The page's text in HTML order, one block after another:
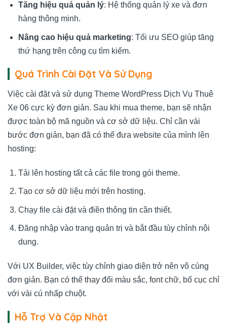
Tăng hiệu quả quản lý: Hệ thống quản lý xe và đơn
hàng thông minh.
Nâng cao hiệu quả marketing: Tối ưu SEO giúp tăng
thứ hạng trên công cụ tìm kiếm.
Quá Trình Cài Đặt Và Sử Dụng
Việc cài đặt và sử dụng Theme WordPress Dịch Vụ Thuê
Xe 06 cực kỳ đơn giản. Sau khi mua theme, bạn sẽ nhận
được toàn bộ mã nguồn và cơ sở dữ liệu. Chỉ cần vài
bước đơn giản, bạn đã có thể đưa website của mình lên
hosting:
Tải lên hosting tất cả các file trong gói theme.
Tạo cơ sở dữ liệu mới trên hosting.
Chạy file cài đặt và điền thông tin cần thiết.
Đăng nhập vào trang quản trị và bắt đầu tùy chỉnh nội
dung.
Với UX Builder, việc tùy chỉnh giao diện trở nên vô cùng
đơn giản. Bạn có thể thay đổi màu sắc, font chữ, bố cục chỉ
với vài cú nhấp chuột.
Hỗ Trợ Và Cập Nhật